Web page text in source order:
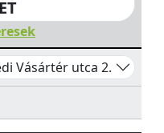
Vásártér utca 2.